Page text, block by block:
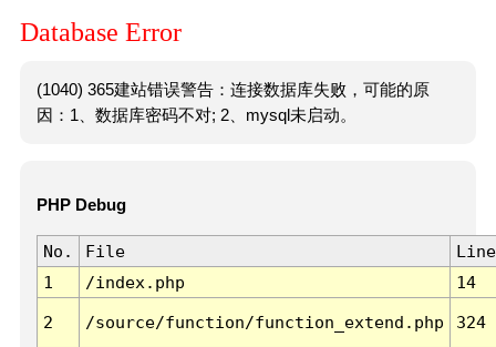
Database Error
(1040) 365建站错误警告：连接数据库失败，可能的原
因：1、数据库密码不对; 2、mysql未启动。
PHP Debug
No. File
Line
1
/index.php 14
2 /source/function/function_extend.php 324